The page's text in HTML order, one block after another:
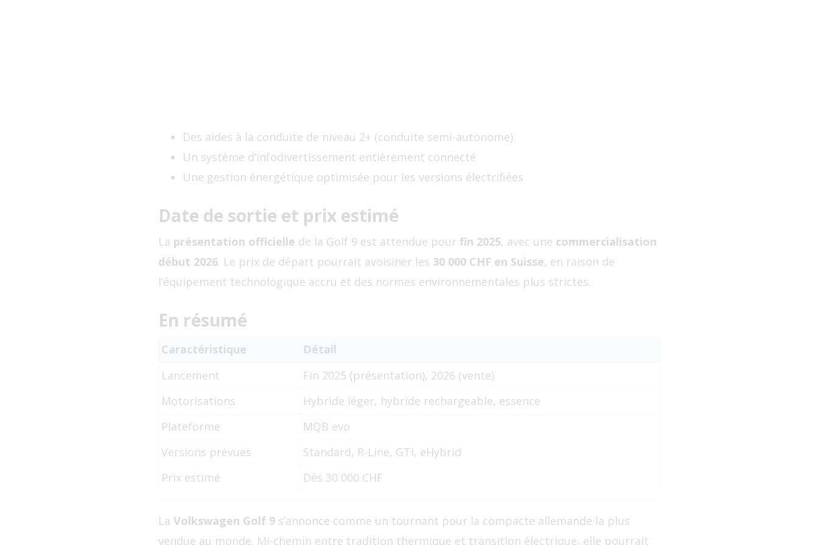
Des aides à la conduite de niveau 2+ (conduite semi-autonome)
Un système d’infodivertissement entièrement connecté
Une gestion énergétique optimisée pour les versions électrifiées
Date de sortie et prix estimé
La présentation officielle de la Golf 9 est attendue pour fin 2025, avec une commercialisation
début 2026. Le prix de départ pourrait avoisiner les 30 000 CHF en Suisse, en raison de
l’équipement technologique accru et des normes environnementales plus strictes.
En résumé
Caractéristique
Détail
Lancement
Fin 2025 (présentation), 2026 (vente)
Motorisations
Hybride léger, hybride rechargeable, essence
Plateforme
MQB evo
Versions prévues
Standard, R-Line, GTI, eHybrid
Prix estimé
Dès 30 000 CHF
La Volkswagen Golf 9s’annonce comme un tournant pour la compacte allemande la plus
vendue au monde. Mi-chemin entre tradition thermique et transition électrique, elle pourrait